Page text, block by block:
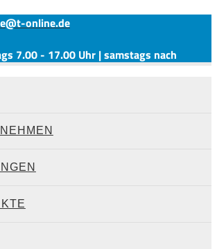
online.de
7.00 - 17.00 Uhr | samstags nach
für Busse